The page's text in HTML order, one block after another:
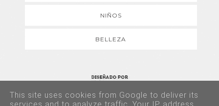
NIÑOS
BELLEZA
Copyright © 2017 - Todos los derechos reservados
This site uses cookies from Google to deliver its